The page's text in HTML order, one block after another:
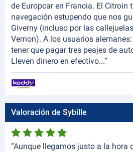
de Europcar en Francia. El Citroin
navegación estupendo que nos
Giverny (incluso por las
Vernon). A los usuarios
tener que pagar tres peajes de
Lleven dinero en efectivo...”
Valoración de Sybille
“Aunque llegamos justo a la hora